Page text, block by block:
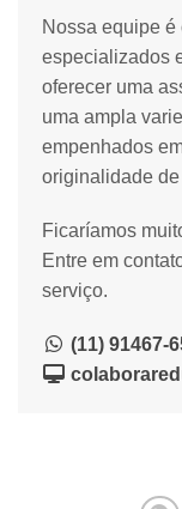
Nossa equipe
especializados
oferecer uma
uma ampla
empenhados
originalidade
Ficaríamos
Entre em
serviço.
(11) 91467-